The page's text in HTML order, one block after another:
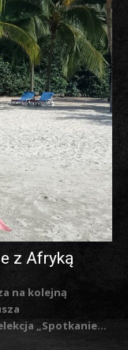
z Afryką
na kolejną
pt. Spotkanie z Afryką. Prelekcja „Spotkanie...